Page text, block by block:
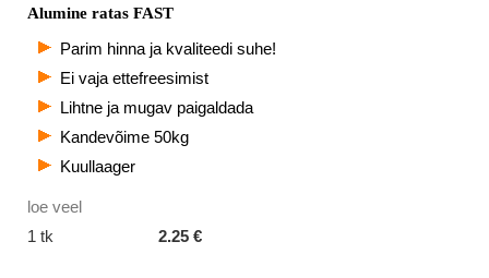
Alumine ratas FAST
Parim hinna ja kvaliteedi suhe!
Ei vaja ettefreesimist
Lihtne ja mugav paigaldada
Kandevõime 50kg
Kuullaager
loe veel
1 tk
2.25 €